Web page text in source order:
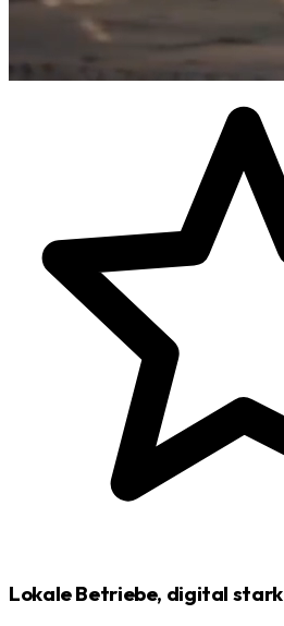
Lokale Betriebe, digital stark